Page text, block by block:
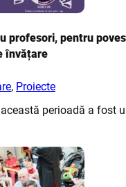
profesori, pentru
învățare
, Proiecte
perioadă a fost